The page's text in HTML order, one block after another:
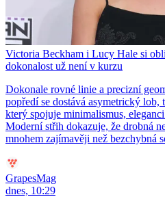
Victoria Beckham i Lucy Hale si
dokonalost už není v kurzu
Dokonale rovné linie a precizní
popředí se dostává asymetrický
který spojuje minimalismus,
Moderní střih dokazuje, že drobná
mnohem zajímavěji než bezchybná
GrapesMag
dnes, 10:29